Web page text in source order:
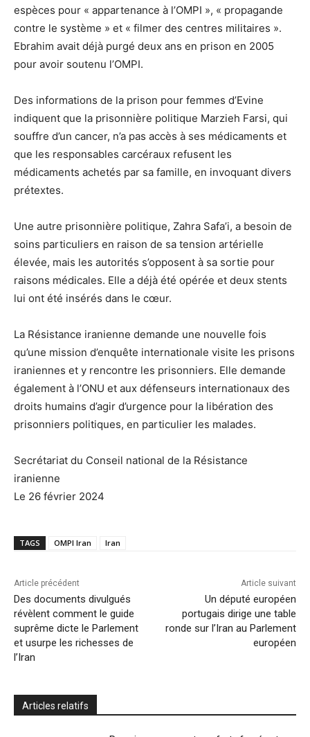
espèces pour « appartenance à l’OMPI », « propagande
contre le système » et « filmer des centres militaires ».
Ebrahim avait déjà purgé deux ans en prison en 2005
pour avoir soutenu l’OMPI.
Des informations de la prison pour femmes d’Evine
indiquent que la prisonnière politique Marzieh Farsi, qui
souffre d’un cancer, n’a pas accès à ses médicaments et
que les responsables carcéraux refusent les
médicaments achetés par sa famille, en invoquant divers
prétextes.
Une autre prisonnière politique, Zahra Safa’i, a besoin de
soins particuliers en raison de sa tension artérielle
élevée, mais les autorités s’opposent à sa sortie pour
raisons médicales. Elle a déjà été opérée et deux stents
lui ont été insérés dans le cœur.
La Résistance iranienne demande une nouvelle fois
qu’une mission d’enquête internationale visite les prisons
iraniennes et y rencontre les prisonniers. Elle demande
également à l’ONU et aux défenseurs internationaux des
droits humains d’agir d’urgence pour la libération des
prisonniers politiques, en particulier les malades.
Secrétariat du Conseil national de la Résistance
iranienne
Le 26 février 2024
TAGS OMPI Iran Iran
Article précédent
Des documents divulgués
révèlent comment le guide
suprême dicte le Parlement
et usurpe les richesses de
l’Iran
Article suivant
Un député européen
portugais dirige une table
ronde sur l’Iran au Parlement
européen
Articles relatifs